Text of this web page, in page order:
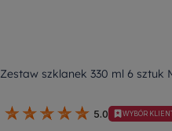
Zestaw szklanek 330 ml 6 sztuk
5.0 WYBÓR